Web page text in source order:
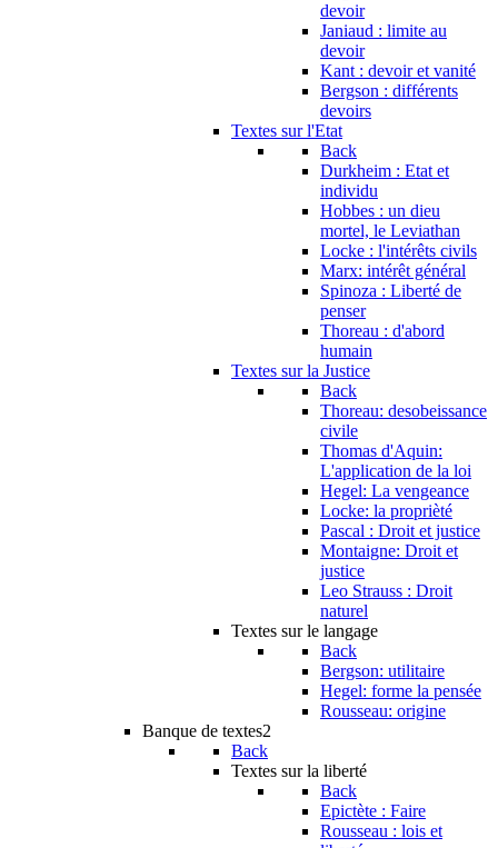
devoir
Janiaud : limite au
devoir
Kant : devoir et vanité
Bergson : différents
devoirs
Textes sur l'Etat
Back
Durkheim : Etat et
individu
Hobbes : un dieu
mortel, le Leviathan
Locke : l'intérêts civils
Marx: intérêt général
Spinoza : Liberté de
penser
Thoreau : d'abord
humain
Textes sur la Justice
Back
Thoreau: desobeissance
civile
Thomas d'Aquin:
L'application de la loi
Hegel: La vengeance
Locke: la proprièté
Pascal : Droit et justice
Montaigne: Droit et
justice
Leo Strauss : Droit
naturel
Textes sur le langage
Back
Bergson: utilitaire
Hegel: forme la pensée
Rousseau: origine
Banque de textes2
Back
Textes sur la liberté
Back
Epictète : Faire
Rousseau : lois et